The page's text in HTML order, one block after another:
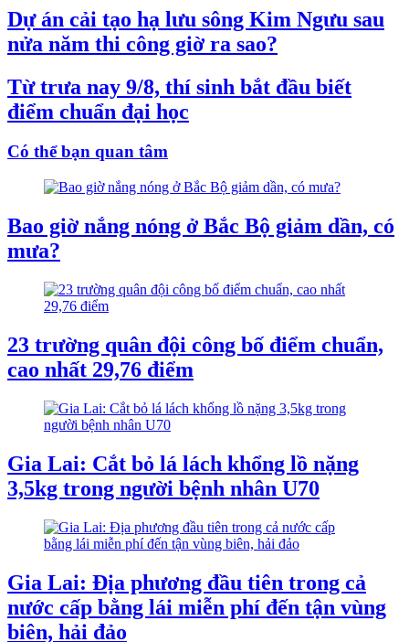
Dự án cải tạo hạ lưu sông Kim Ngưu sau
nửa năm thi công giờ ra sao?
Từ trưa nay 9/8, thí sinh bắt đầu biết
điểm chuẩn đại học
Có thể bạn quan tâm
Bao giờ nắng nóng ở Bắc Bộ giảm dần, có
mưa?
23 trường quân đội công bố điểm chuẩn,
cao nhất 29,76 điểm
Gia Lai: Cắt bỏ lá lách khổng lồ nặng
3,5kg trong người bệnh nhân U70
Gia Lai: Địa phương đầu tiên trong cả
nước cấp bằng lái miễn phí đến tận vùng
biên, hải đảo